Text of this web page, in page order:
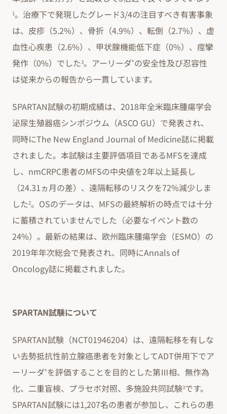
1。治療下で発現したグレード3/4の注目すべき有害事象
は、皮疹（5.2%）、骨折（4.9%）、転倒（2.7%）、虚
血性心疾患（2.6%）、甲状腺機能低下症（0%）、痙攣
発作（0%）でした3。アーリーダ®の安全性及び忍容性
は従来からの報告から一貫しています。
SPARTAN試験の初期成績は、2018年全米臨床腫瘍学会
泌尿生殖器癌シンポジウム（ASCO GU）で発表され、
同時にThe New England Journal of Medicine誌に掲載
されました。本試験は主要評価項目であるMFSを達成
し、nmCRPC患者のMFSの中央値を2年以上延長し
（24.31ヵ月の差）、遠隔転移のリスクを72%減少しま
した2。OSのデータは、MFSの最終解析の時点では十分
に蓄積されていませんでした（必要なイベント数の
24%）。最新の結果は、欧州臨床腫瘍学会（ESMO）の
2019年年次総会で発表され、同時にAnnals of
Oncology誌に掲載されました。
SPARTAN試験について
SPARTAN試験（NCT01946204）は、遠隔転移を有しな
い去勢抵抗性前立腺癌患者を対象としてADT併用下でア
ーリーダ®を評価することを目的とした第Ⅲ相、無作為
化、二重盲検、プラセボ対照、多施設共同試験3です。
SPARTAN試験には1,207名の患者が参加し、これらの患